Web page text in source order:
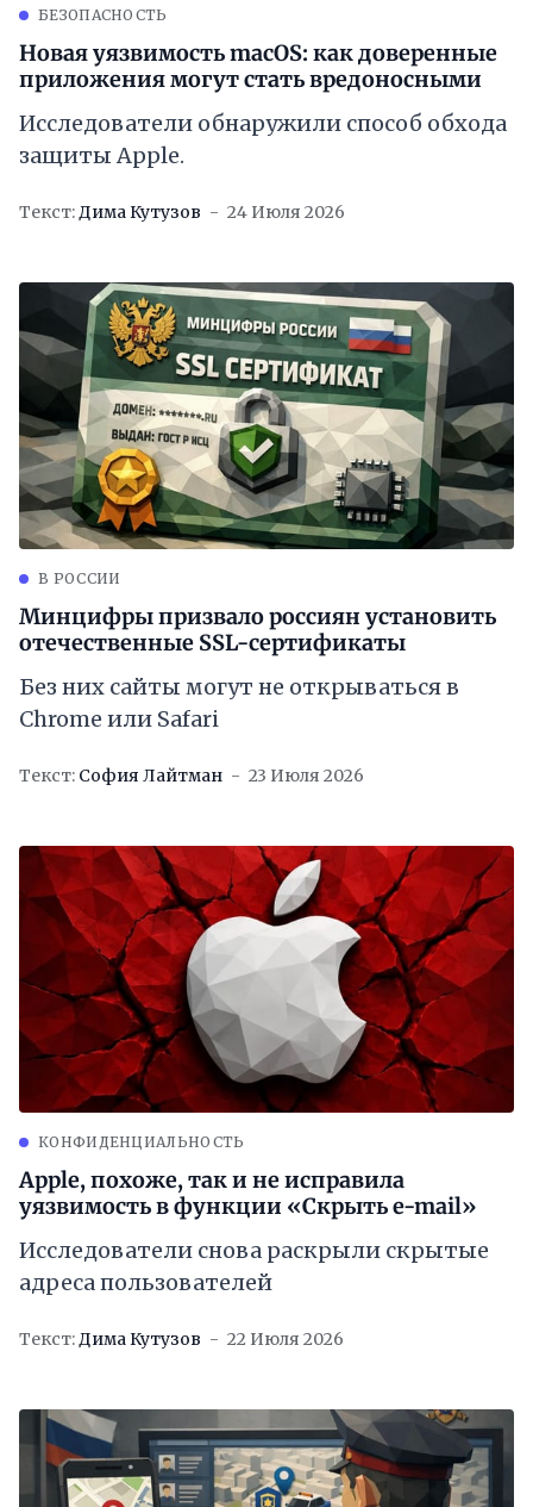
БЕЗОПАСНОСТЬ
Новая уязвимость macOS: как доверенные
приложения могут стать вредоносными
Исследователи обнаружили способ обхода
защиты Apple.
Текст:Дима Кутузов 24 Июля 2026
В РОССИИ
Минцифры призвало россиян установить
отечественные SSL-сертификаты
Без них сайты могут не открываться в
Chrome или Safari
Текст: София Лайтман 23 Июля 2026
КОНФИДЕНЦИАЛЬНОСТЬ
Apple, похоже, так и не исправила
уязвимость в функции «Скрыть e-mail»
Исследователи снова раскрыли скрытые
адреса пользователей
Текст:Дима Кутузов 22 Июля 2026